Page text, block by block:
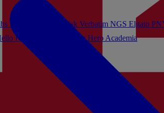
Kitty My Hero Academia
Turtle Beach Sandisk Verbatim NGS Elgato